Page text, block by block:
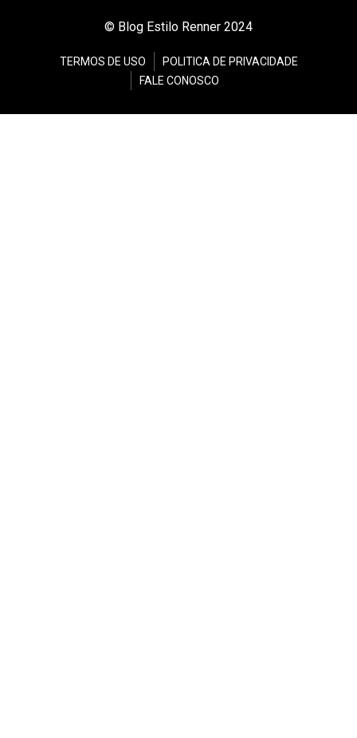
© Blog Estilo Renner 2024
TERMOS DE USO
POLITICA DE PRIVACIDADE
FALE CONOSCO